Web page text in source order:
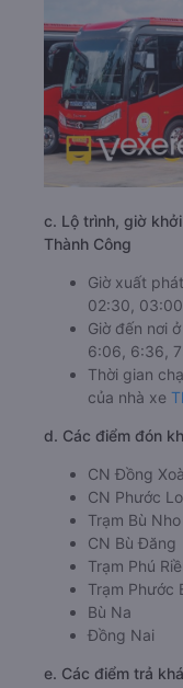
c. Lộ trình, giờ
Thành Công
Giờ xuất
02:30,
Giờ đến nơi
6:06, 6:36,
Thời gian
của nhà xe
d. Các điểm đón
CN Đồng
CN Phước
Trạm Bù Nho
CN Bù Đăng
Trạm Phú
Trạm Phước
Bù Na
Đồng Nai
e. Các điểm trả